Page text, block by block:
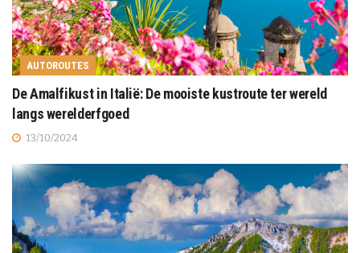
AUTOROUTES
De Amalfikust in Italië: De mooiste kustroute ter wereld
langs werelderfgoed
13/10/2024